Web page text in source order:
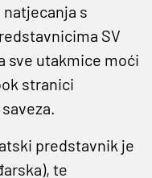
s
SV
sve utakmice moći
stranici
predstavnik je
te